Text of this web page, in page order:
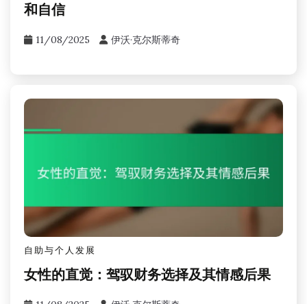
和自信
11/08/2025 伊沃·克尔斯蒂奇
自助与个人发展
女性的直觉：驾驭财务选择及其情感后果